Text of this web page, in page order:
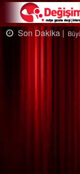
|Büyük kavga… Çok